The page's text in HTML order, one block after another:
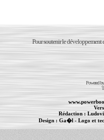
Pour soutenir le développement
Powered
Rédaction :
Design : Ga�l- Logo et
MacBook Pro -